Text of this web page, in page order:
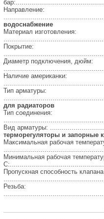
Направление:
водоснабжение
Материал изготовления:
Покрытие:
Диаметр подключения, дюйм:
Наличие американки:
Тип арматуры:
для радиаторов
Тип соединения:
Вид арматуры:
терморегуляторы и запорные
Максимальная рабочая
Минимальная рабочая
Пропускная способность
Резьба: